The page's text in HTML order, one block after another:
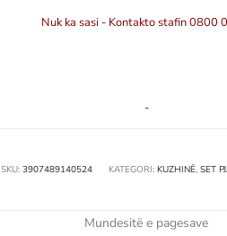
Nuk ka sasi - Kontakto stafin 0800
-
SKU: 3907489140524 KATEGORI: KUZHINË, SET
Mundesitë e pagesave